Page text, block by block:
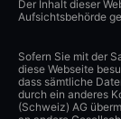
Der Inhalt dieser
Aufsichtsbehörde
Sofern Sie mit der
diese Webseite
dass sämtliche
durch ein anderes
(Schweiz) AG